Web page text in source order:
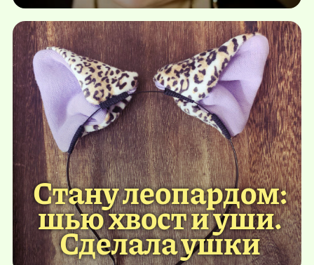
Стану леопардом:
шью хвост и уши.
Сделала ушки